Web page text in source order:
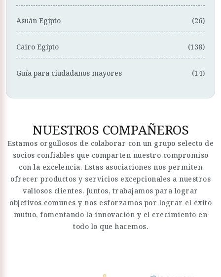
Asuán Egipto (26)
Cairo Egipto (138)
Guía para ciudadanos mayores (14)
NUESTROS COMPAÑEROS
Estamos orgullosos de colaborar con un grupo selecto de
socios confiables que comparten nuestro compromiso
con la excelencia. Estas asociaciones nos permiten
ofrecer productos y servicios excepcionales a nuestros
valiosos clientes. Juntos, trabajamos para lograr
objetivos comunes y nos esforzamos por lograr el éxito
mutuo, fomentando la innovación y el crecimiento en
todo lo que hacemos.